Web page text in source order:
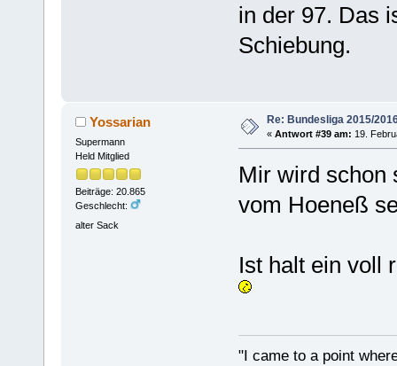
in der 97. Das
Schiebung.
Yossarian
Supermann
Held Mitglied
Beiträge: 20.865
Geschlecht:
alter Sack
Re: Bundesliga 2015/
« Antwort #39 am: 19.
Mir wird schon
vom Hoeneß
Ist halt ein voll
"I came to a point